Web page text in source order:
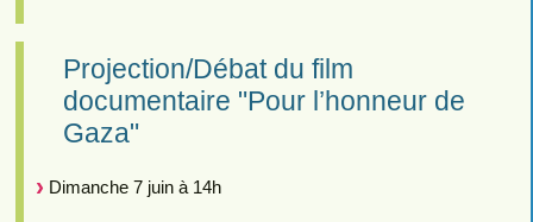
Projection/Débat du film
documentaire "Pour l’honneur de
Gaza"
Dimanche 7 juin à 14h